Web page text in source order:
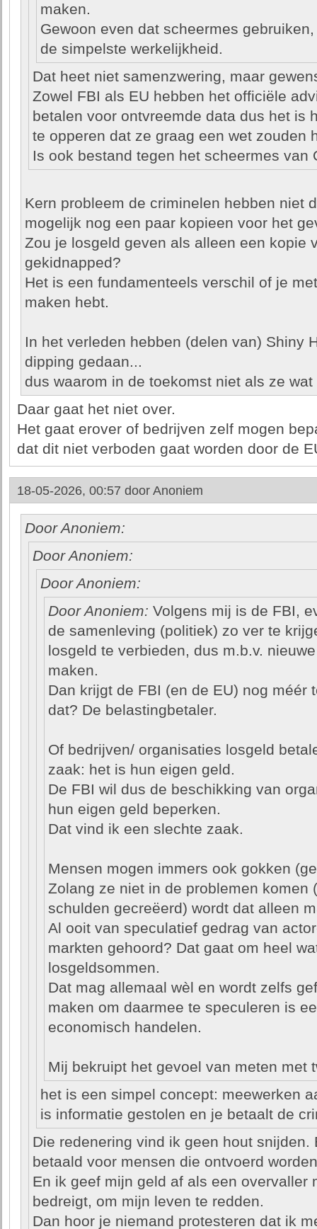
maken.
Gewoon even dat scheermes
de simpelste werkelijkheid.
Dat heet niet samenzwering, maar
Zowel FBI als EU hebben het officiële
betalen voor ontvreemde data dus het is
te opperen dat ze graag een wet zouden
Is ook bestand tegen het scheermes van
Kern probleem de criminelen hebben niet
mogelijk nog een paar kopieen voor het
Zou je losgeld geven als alleen een kopie
gekidnapped?
Het is een fundamenteels verschil of je
maken hebt.
In het verleden hebben (delen van) Shiny
dipping gedaan...
dus waarom in de toekomst niet als ze
Daar gaat het niet over.
Het gaat erover of bedrijven zelf mogen
dat dit niet verboden gaat worden door de
18-05-2026, 00:57 door Anoniem
Door Anoniem:
Door Anoniem:
Door Anoniem:
Door Anoniem: Volgens mij is de FBI,
de samenleving (politiek) zo ver te
losgeld te verbieden, dus m.b.v.
maken.
Dan krijgt de FBI (en de EU) nog méér
dat? De belastingbetaler.
Of bedrijven/ organisaties losgeld
zaak: het is hun eigen geld.
De FBI wil dus de beschikking van
hun eigen geld beperken.
Dat vind ik een slechte zaak.
Mensen mogen immers ook gokken
Zolang ze niet in de problemen komen
schulden gecreëerd) wordt dat alleen
Al ooit van speculatief gedrag van
markten gehoord? Dat gaat om heel
losgeldsommen.
Dat mag allemaal wèl en wordt zelfs
maken om daarmee te speculeren is
economisch handelen.
Mij bekruipt het gevoel van meten met
het is een simpel concept: meewerken
is informatie gestolen en je betaalt de
Die redenering vind ik geen hout snijden.
betaald voor mensen die ontvoerd
En ik geef mijn geld af als een overvaller
bedreigt, om mijn leven te redden.
Dan hoor je niemand protesteren dat ik